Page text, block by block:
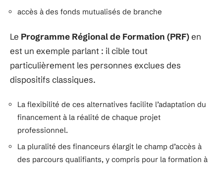
accès à des fonds mutualisés de branche
Le Programme Régional de Formation (PRF)en
est un exemple parlant : il cible tout
particulièrement les personnes exclues des
dispositifs classiques.
La flexibilité de ces alternatives facilite l’adaptation du
financement à la réalité de chaque projet
professionnel.
La pluralité des financeurs élargit le champ d’accès à
des parcours qualifiants, y compris pour la formation à